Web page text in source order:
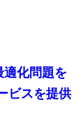
化問題を
ビスを提供